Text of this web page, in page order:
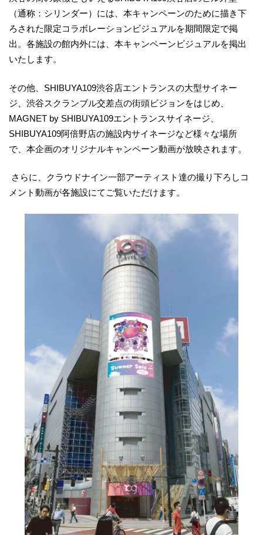
（通称：シリンダー）には、本キャンペーンのために描き下
ろされた限定コラボレーションビジュアルを期間限定で掲
出。各施設の館内外には、本キャンペーンビジュアルを掲出
いたします。
その他、SHIBUYA109渋谷店エントランスの大型サイネー
ジ、渋谷スクランブル交差点の街頭ビジョンをはじめ、
MAGNET by SHIBUYA109エントランスサイネージ、
SHIBUYA109阿倍野店の施設内サイネージなど様々な場所
で、本企画のオリジナルキャンペーン動画が放映されます。
さらに、クラウドナイン一部アーティスト達の撮り下ろしコ
メント動画が各施設にてご覧いただけます。